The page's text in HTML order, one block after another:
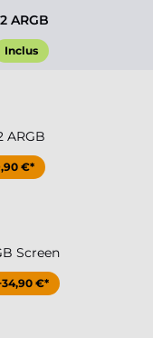
ARGB
Inclus
ARGB
€*
Screen
€*